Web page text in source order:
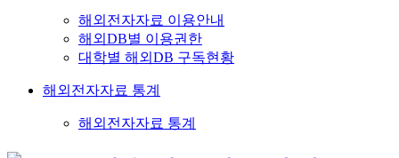
해외전자자료 이용안내
해외DB별 이용권한
대학별 해외DB 구독현황
해외전자자료 통계
해외전자자료 통계